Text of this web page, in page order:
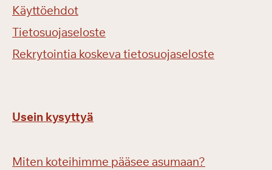
Käyttöehdot
Tietosuojaseloste
Rekrytointia koskeva tietosuojaseloste
Usein kysyttyä
Miten koteihimme pääsee asumaan?